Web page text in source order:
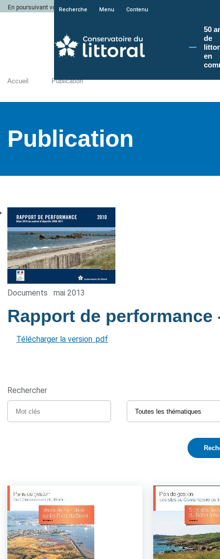
En poursuivant votre navigation sur le site du Conservatoire du littoral, vous
Recherche Menu Contenu
50
de
en
Accueil Publication
Publication
Documents mai 2013
Rapport de performance
Télécharger la version .pdf
Rechercher